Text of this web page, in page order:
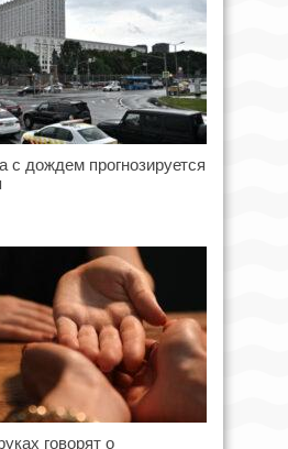
с дождем прогнозируется
говорят о